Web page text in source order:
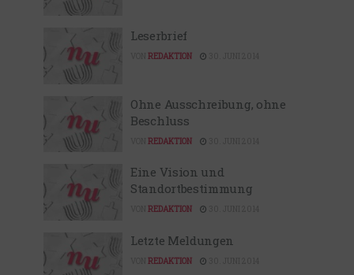
Leserbrief
REDAKTION
Ohne Ausschreibung, ohne
Beschluss
REDAKTION
Eine Vision und
Standortbestimmung
REDAKTION
Letzte Meldungen
REDAKTION